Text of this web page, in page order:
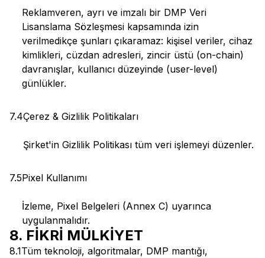
Reklamveren, ayrı ve imzalı bir DMP Veri
Lisanslama Sözleşmesi kapsamında izin
verilmedikçe şunları çıkaramaz: kişisel veriler, cihaz
kimlikleri, cüzdan adresleri, zincir üstü (on-chain)
davranışlar, kullanıcı düzeyinde (user-level)
günlükler.
7.4Çerez & Gizlilik Politikaları
Şirket'in Gizlilik Politikası tüm veri işlemeyi düzenler.
7.5Pixel Kullanımı
İzleme, Pixel Belgeleri (Annex C) uyarınca
uygulanmalıdır.
8. FİKRİ MÜLKİYET
8.1Tüm teknoloji, algoritmalar, DMP mantığı,